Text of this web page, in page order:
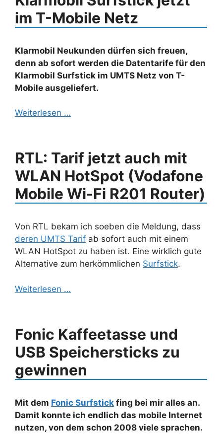
im T-Mobile Netz
Klarmobil Neukunden dürfen sich freuen,
denn ab sofort werden die Datentarife für den
Klarmobil Surfstick im UMTS Netz von T-
Mobile ausgeliefert.
Weiterlesen …
RTL: Tarif jetzt auch mit
WLAN HotSpot (Vodafone
Mobile Wi-Fi R201 Router)
Von RTL bekam ich soeben die Meldung, dass
deren UMTS Tarif ab sofort auch mit einem
WLAN HotSpot zu haben ist. Eine wirklich gute
Alternative zum herkömmlichen Surfstick.
Weiterlesen …
Fonic Kaffeetasse und
USB Speichersticks zu
gewinnen
Mit dem Fonic Surfstick fing bei mir alles an.
Damit konnte ich endlich das mobile Internet
nutzen, von dem schon 2008 viele sprachen.